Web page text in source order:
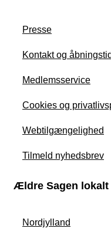
Presse
Kontakt og
Medlemsservice
Cookies og
Webtilgængelighed
Tilmeld nyhedsbrev
Ældre Sagen lokalt
Nordjylland